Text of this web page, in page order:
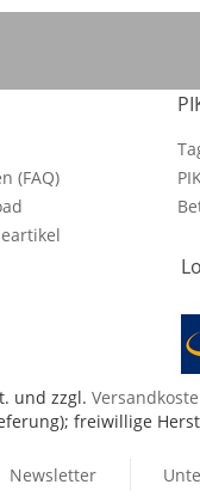
(FAQ)
und zzgl.
freiwillige
Newsletter